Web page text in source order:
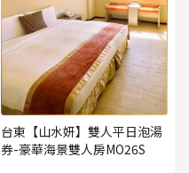
台東【山水妍】雙人平日泡湯
券-豪華海景雙人房MO26S